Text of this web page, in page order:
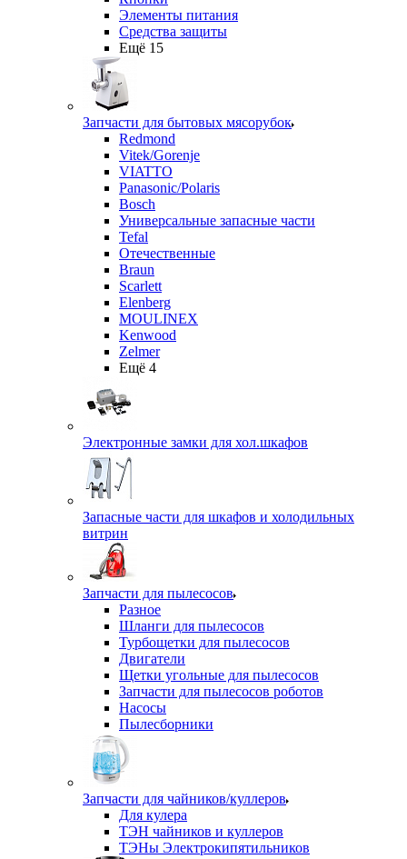
Элементы питания
Средства защиты
Ещё 15
Запчасти для бытовых мясорубок
Redmond
Vitek/Gorenje
VIATTO
Panasonic/Polaris
Bosch
Универсальные запасные части
Tefal
Отечественные
Braun
Scarlett
Elenberg
MOULINEX
Kenwood
Zelmer
Ещё 4
Электронные замки для хол.шкафов
Запасные части для шкафов и холодильных
витрин
Запчасти для пылесосов
Разное
Шланги для пылесосов
Турбощетки для пылесосов
Двигатели
Щетки угольные для пылесосов
Запчасти для пылесосов роботов
Насосы
Пылесборники
Запчасти для чайников/куллеров
Для кулера
ТЭН чайников и куллеров
ТЭНы Электрокипятильников